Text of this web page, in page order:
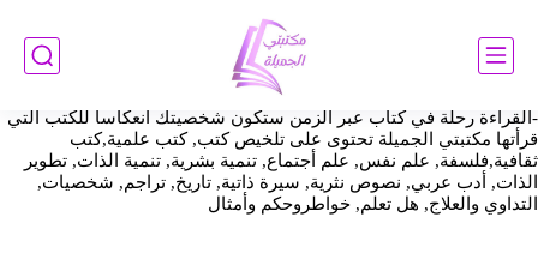
الجميلة هي عالم الكتب والقراءة والمعرفة والاطلاع وهي النافذة التي
نطل بها علي العالم أجمع قد تسافر بنا عبر الكلمات وتأخذنا إلي عالم
الخيال ونعيش معها أجمل اللحظات فالقراءة عالم شيق وممتع وجذاب
-القراءة رحلة في كتاب عبر الزمن ستكون شخصيتك انعكاسا للكتب التي
قرأتها مكتبتي الجميلة تحتوى على تلخيص كتب, كتب علمية,كتب
ثقافية,فلسفة, علم نفس, علم أجتماع, تنمية بشرية, تنمية الذات, تطوير
الذات, أدب عربي, نصوص نثرية, سيرة ذاتية, تاريخ, تراجم, شخصيات,
التداوي والعلاج, هل تعلم, خواطروحكم وأمثال